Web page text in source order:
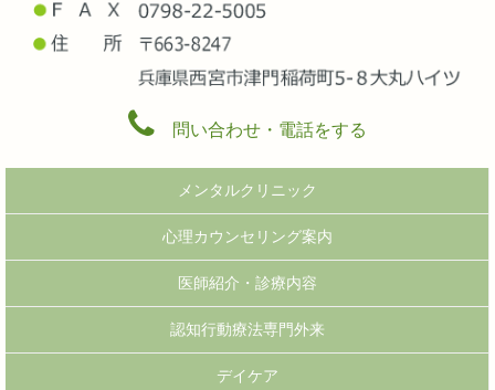
問い合わせ・電話をする
メンタルクリニック
心理カウンセリング案内
医師紹介・診療内容
認知行動療法専門外来
デイケア